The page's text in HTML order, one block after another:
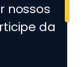
nossos
da